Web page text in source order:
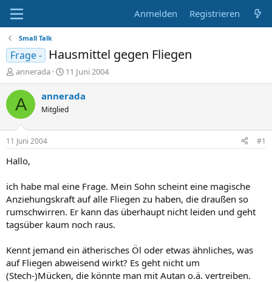
Anmelden Registrieren
Small Talk
Frage - Hausmittel gegen Fliegen
E
r
s
t
e
r
annerada
E
r
s
t
e
t
11 Juni 2004
A annerada
Mitglied
11 Juni 2004 #1
Hallo,
ich habe mal eine Frage. Mein Sohn scheint eine magische
Anziehungskraft auf alle Fliegen zu haben, die draußen so
rumschwirren. Er kann das überhaupt nicht leiden und geht
tagsüber kaum noch raus.
Kennt jemand ein ätherisches Öl oder etwas ähnliches, was
auf Fliegen abweisend wirkt? Es geht nicht um
(Stech-)Mücken, die könnte man mit Autan o.ä. vertreiben.